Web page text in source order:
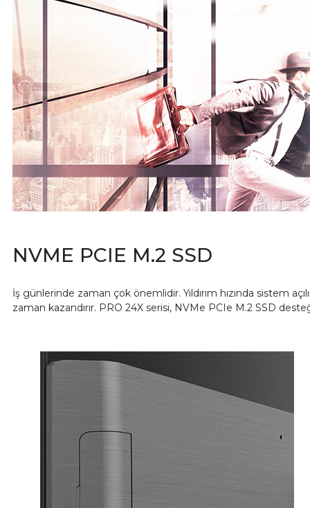
NVME PCIE M.2 SSD
İş günlerinde zaman çok önemlidir. Yıldırım hızında sistem
zaman kazandırır. PRO 24X serisi, NVMe PCIe M.2 SSD